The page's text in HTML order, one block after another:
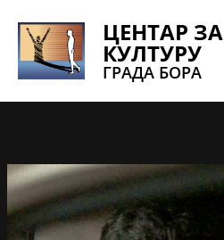
sadržaj
ЦЕНТАР ЗА
КУЛТУРУ
ГРАДА БОРА